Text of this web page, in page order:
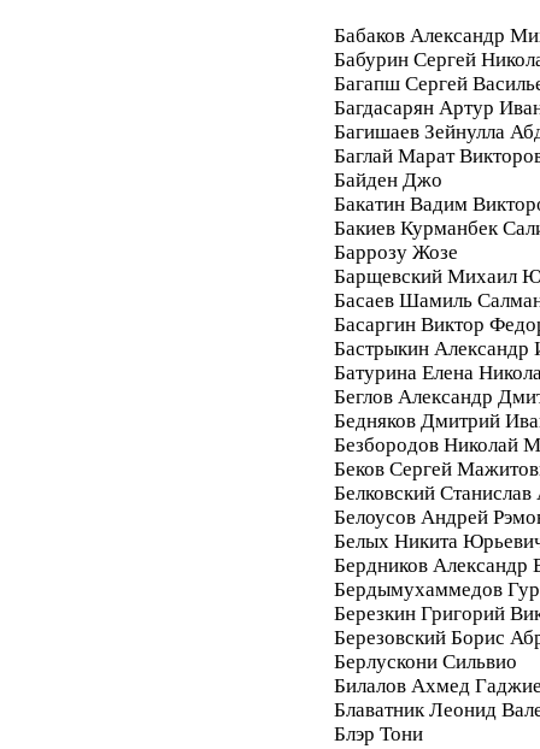
Бабаков Александр
Бабурин Сергей
Багапш Сергей
Багдасарян Артур
Багишаев Зейнулла
Баглай Марат
Байден Джо
Бакатин Вадим
Бакиев Курманбек
Баррозу Жозе
Барщевский Михаил
Басаев Шамиль
Басаргин Виктор
Бастрыкин Александр
Батурина Елена
Беглов Александр
Бедняков Дмитрий
Безбородов Николай
Беков Сергей
Белковский
Белоусов Андрей
Белых Никита
Бердников Александр
Бердымухаммедов
Березкин Григорий
Березовский Борис
Берлускони Сильвио
Билалов Ахмед
Блаватник Леонид
Блэр Тони